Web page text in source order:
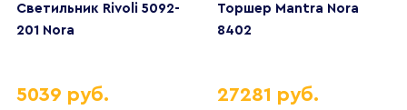
Светильник Rivoli 5092-
201 Nora
5039 руб.
Торшер Mantra Nora
8402
27281 руб.